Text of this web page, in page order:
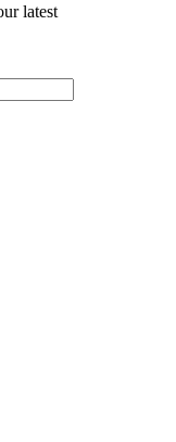
latest